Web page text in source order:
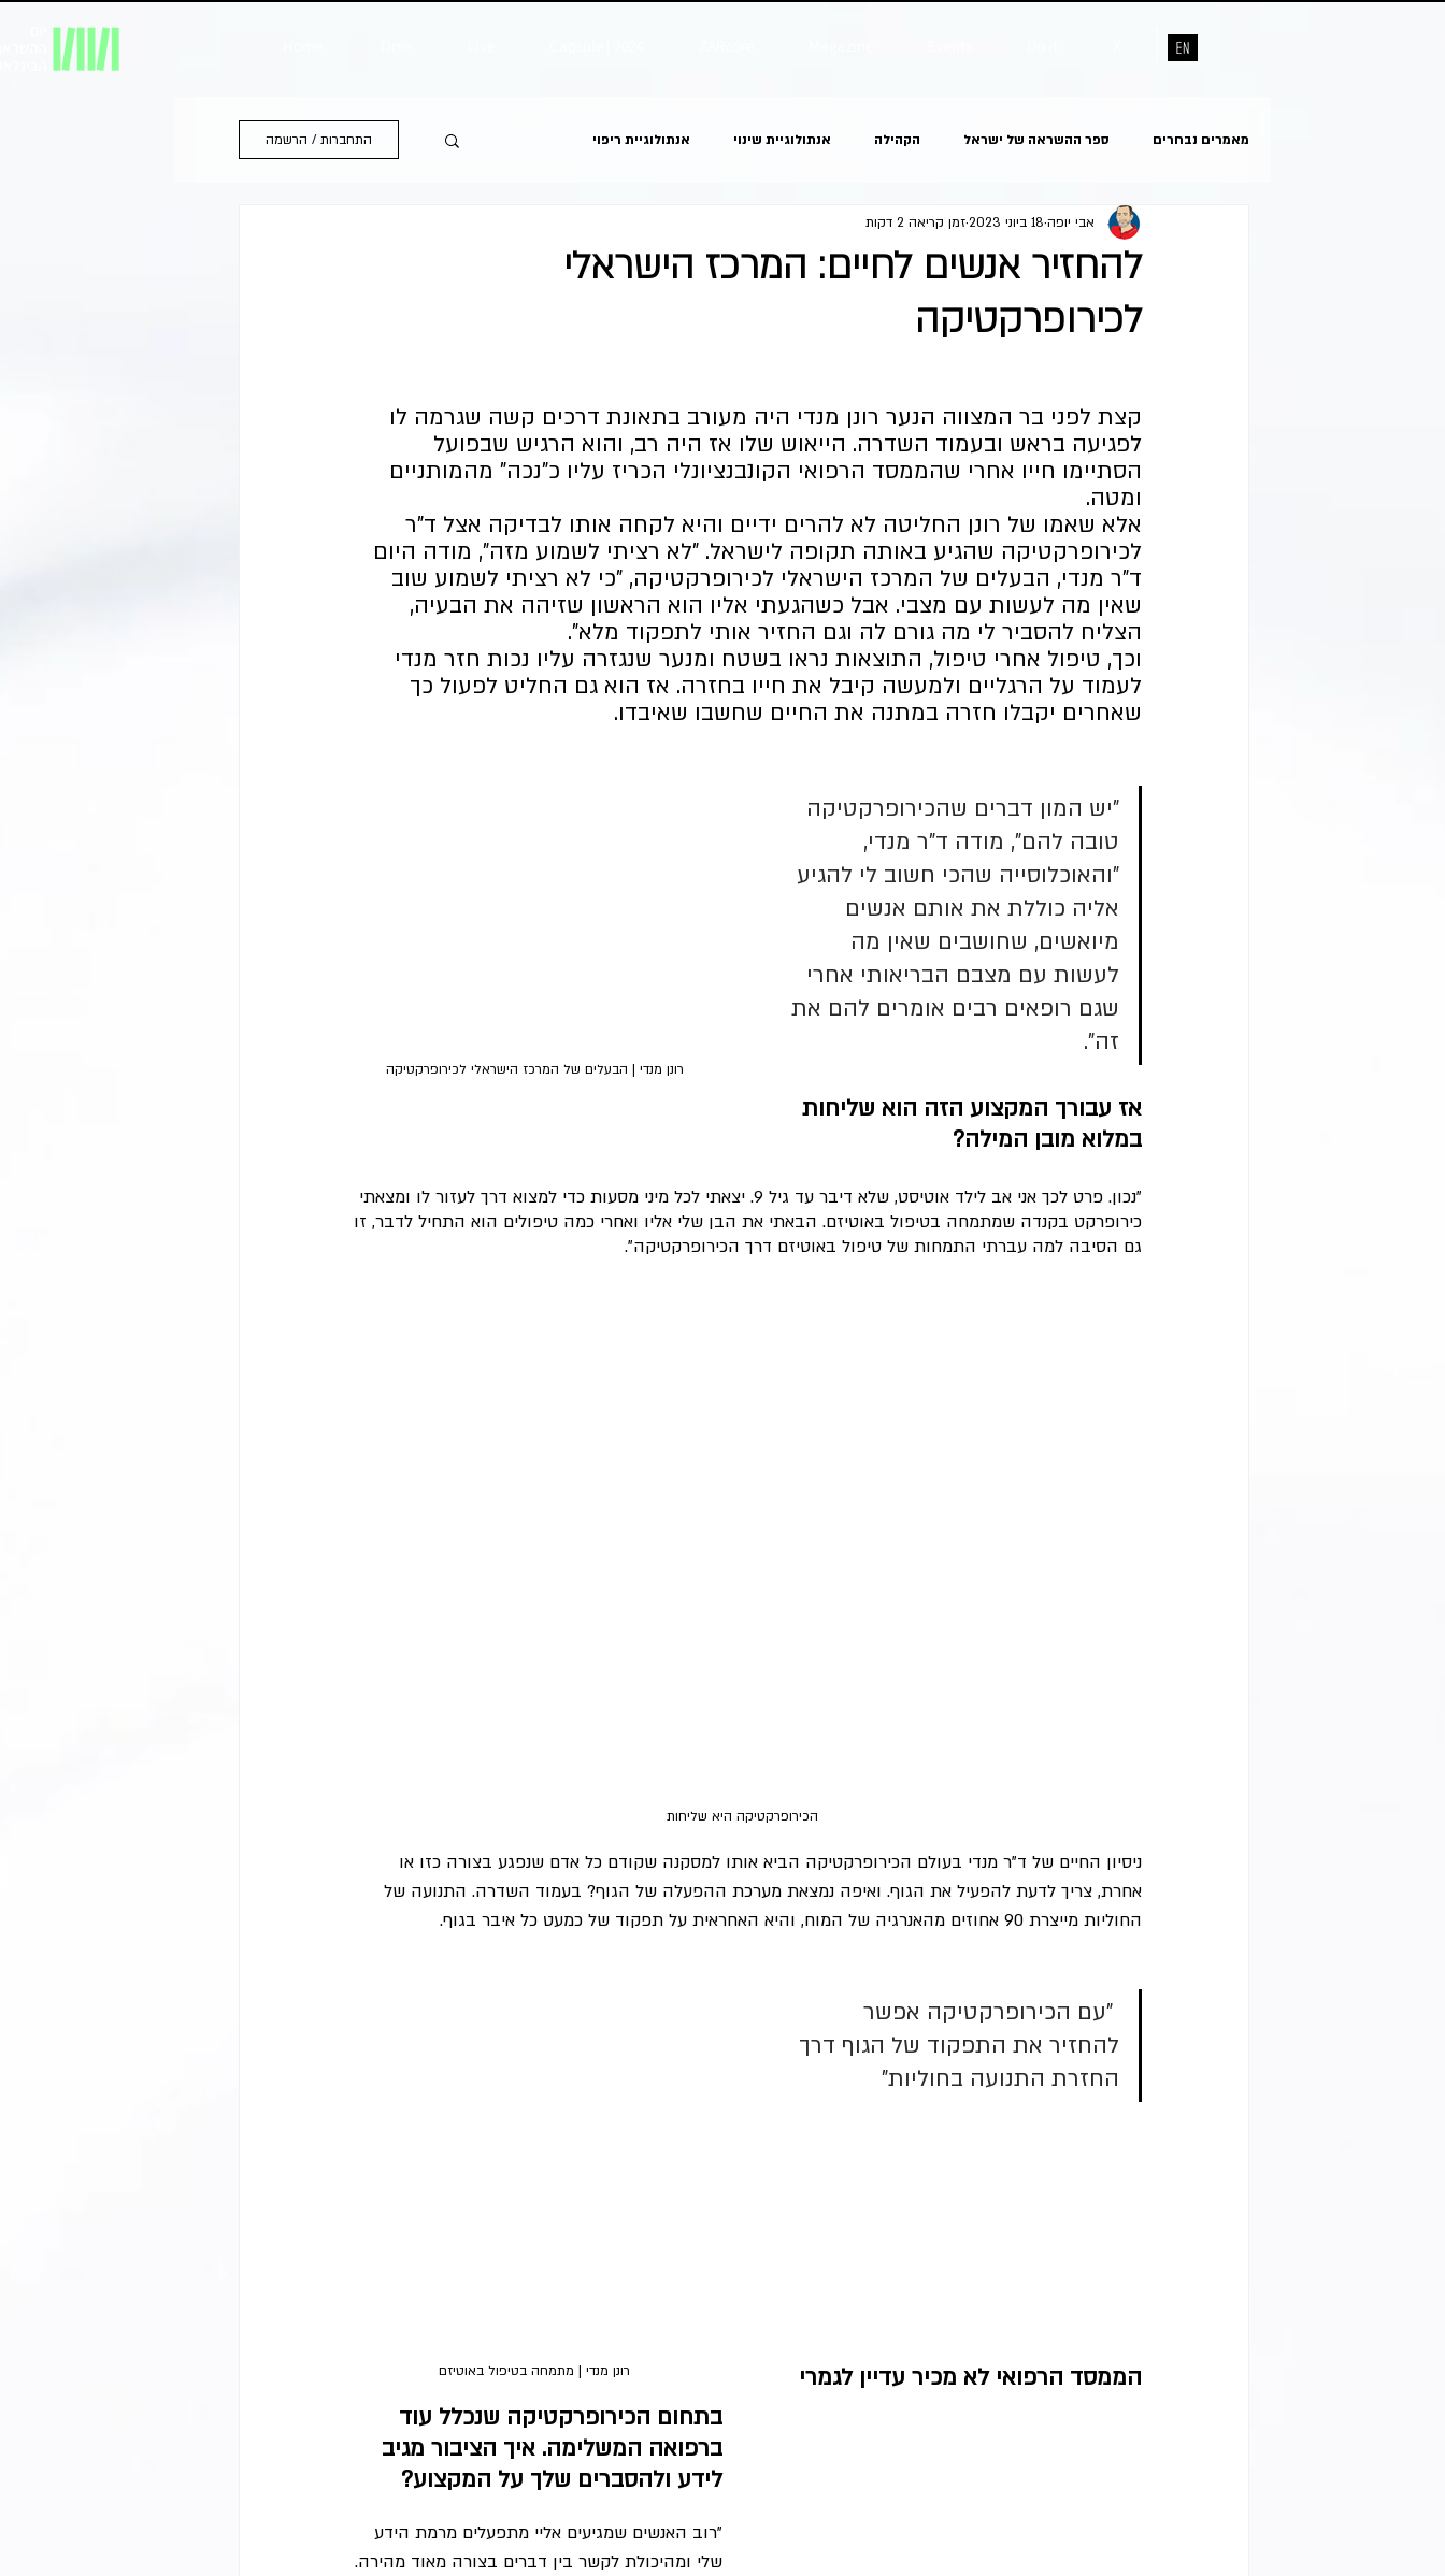
מאמרים נבחרים ספר ההשראה של ישראל הקהילה אנתולוגיית שינוי אנתולוגיית ריפוי התחברות / הרשמה
להחזיר אנשים לחיים: המרכז הישראלי
לכירופרקטיקה
אבי יופה 18 ביוני 2023 זמן קריאה 2 דקות
קצת לפני בר המצווה הנער רונן מנדי היה מעורב בתאונת דרכים קשה שגרמה לו
לפגיעה בראש ובעמוד השדרה. הייאוש שלו אז היה רב, והוא הרגיש שבפועל
הסתיימו חייו אחרי שהממסד הרפואי הקונבנציונלי הכריז עליו כ"נכה" מהמותניים
ומטה.
אלא שאמו של רונן החליטה לא להרים ידיים והיא לקחה אותו לבדיקה אצל ד"ר
לכירופרקטיקה שהגיע באותה תקופה לישראל. "לא רציתי לשמוע מזה", מודה היום
ד"ר מנדי, הבעלים של המרכז הישראלי לכירופרקטיקה, "כי לא רציתי לשמוע שוב
שאין מה לעשות עם מצבי. אבל כשהגעתי אליו הוא הראשון שזיהה את הבעיה,
הצליח להסביר לי מה גורם לה וגם החזיר אותי לתפקוד מלא".
וכך, טיפול אחרי טיפול, התוצאות נראו בשטח ומנער שנגזרה עליו נכות חזר מנדי
לעמוד על הרגליים ולמעשה קיבל את חייו בחזרה. אז הוא גם החליט לפעול כך
שאחרים יקבלו חזרה במתנה את החיים שחשבו שאיבדו.
רונן מנדי | הבעלים של המרכז הישראלי לכירופרקטיקה
"יש המון דברים שהכירופרקטיקה
טובה להם", מודה ד"ר מנדי,
"והאוכלוסייה שהכי חשוב לי להגיע
אליה כוללת את אותם אנשים
מיואשים, שחושבים שאין מה
לעשות עם מצבם הבריאותי אחרי
שגם רופאים רבים אומרים להם את
זה".
אז עבורך המקצוע הזה הוא שליחות
במלוא מובן המילה?
"נכון. פרט לכך אני אב לילד אוטיסט, שלא דיבר עד גיל 9. יצאתי לכל מיני מסעות כדי למצוא דרך לעזור לו ומצאתי
כירופרקט בקנדה שמתמחה בטיפול באוטיזם. הבאתי את הבן שלי אליו ואחרי כמה טיפולים הוא התחיל לדבר, זו
גם הסיבה למה עברתי התמחות של טיפול באוטיזם דרך הכירופרקטיקה".
ניסיון החיים של ד"ר מנדי בעולם הכירופרקטיקה הביא אותו למסקנה שקודם כל אדם שנפגע בצורה כזו או
אחרת, צריך לדעת להפעיל את הגוף. ואיפה נמצאת מערכת ההפעלה של הגוף? בעמוד השדרה. התנועה של
החוליות מייצרת 90 אחוזים מהאנרגיה של המוח, והיא האחראית על תפקוד של כמעט כל איבר בגוף.
רונן מנדי | מתמחה בטיפול באוטיזם
"עם הכירופרקטיקה אפשר
להחזיר את התפקוד של הגוף דרך
החזרת התנועה בחוליות"
הממסד הרפואי לא מכיר עדיין לגמרי
בתחום הכירופרקטיקה שנכלל עוד
ברפואה המשלימה. איך הציבור מגיב
לידע ולהסברים שלך על המקצוע?
"רוב האנשים שמגיעים אליי מתפעלים מרמת הידע
שלי ומהיכולת לקשר בין דברים בצורה מאוד מהירה.